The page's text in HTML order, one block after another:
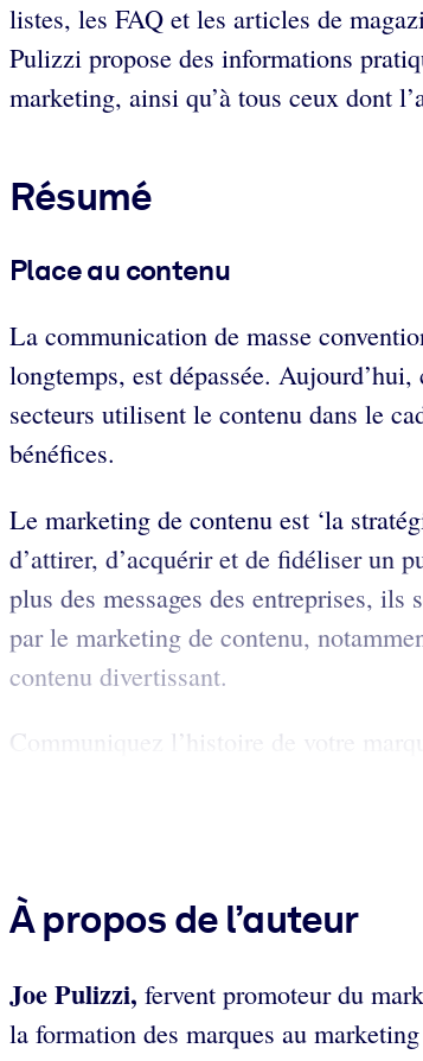
listes, les FAQ et les articles de
Pulizzi propose des informations
marketing, ainsi qu’à tous ceux dont
Résumé
Place au contenu
La communication de masse
longtemps, est dépassée.
secteurs utilisent le contenu dans le
bénéfices.
Le marketing de contenu est ‘la
d’attirer, d’acquérir et de fidéliser un
plus des messages des entreprises,
par le marketing de contenu,
contenu divertissant.
Communiquez l’histoire de votre
À propos de l’auteur
Joe Pulizzi, fervent promoteur du
la formation des marques au